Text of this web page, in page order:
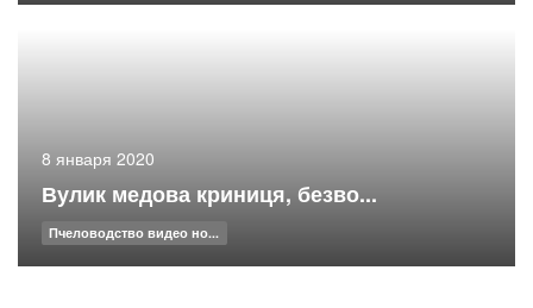
8 января 2020
Вулик медова криниця, безво...
Пчеловодство видео но...